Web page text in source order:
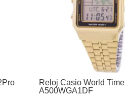
Reloj Casio World Time
A500WGA1DF